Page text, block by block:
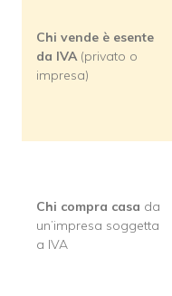
Chi vende è esente
da IVA(privato o
impresa)
Chi compra casa da
un’impresa soggetta
a IVA